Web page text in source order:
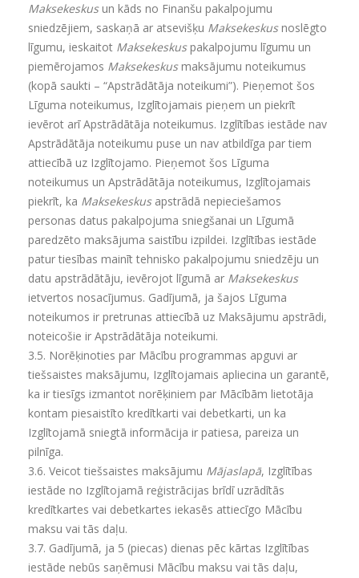
Maksekeskusun kāds no Finanšu pakalpojumu
sniedzējiem, saskaņā ar atsevišķu Maksekeskusnoslēgto
līgumu, ieskaitot Maksekeskuspakalpojumu līgumu un
piemērojamos Maksekeskusmaksājumu noteikumus
(kopā saukti – “Apstrādātāja noteikumi”). Pieņemot šos
Līguma noteikumus, Izglītojamais pieņem un piekrīt
ievērot arī Apstrādātāja noteikumus. Izglītības iestāde nav
Apstrādātāja noteikumu puse un nav atbildīga par tiem
attiecībā uz Izglītojamo. Pieņemot šos Līguma
noteikumus un Apstrādātāja noteikumus, Izglītojamais
piekrīt, ka Maksekeskusapstrādā nepieciešamos
personas datus pakalpojuma sniegšanai un Līgumā
paredzēto maksājuma saistību izpildei. Izglītības iestāde
patur tiesības mainīt tehnisko pakalpojumu sniedzēju un
datu apstrādātāju, ievērojot līgumā ar Maksekeskus
ietvertos nosacījumus. Gadījumā, ja šajos Līguma
noteikumos ir pretrunas attiecībā uz Maksājumu apstrādi,
noteicošie ir Apstrādātāja noteikumi.
3.5. Norēķinoties par Mācību programmas apguvi ar
tiešsaistes maksājumu, Izglītojamais apliecina un garantē,
ka ir tiesīgs izmantot norēķiniem par Mācībām lietotāja
kontam piesaistīto kredītkarti vai debetkarti, un ka
Izglītojamā sniegtā informācija ir patiesa, pareiza un
pilnīga.
3.6. Veicot tiešsaistes maksājumu Mājaslapā, Izglītības
iestāde no Izglītojamā reģistrācijas brīdī uzrādītās
kredītkartes vai debetkartes iekasēs attiecīgo Mācību
maksu vai tās daļu.
3.7. Gadījumā, ja 5 (piecas) dienas pēc kārtas Izglītības
iestāde nebūs saņēmusi Mācību maksu vai tās daļu,